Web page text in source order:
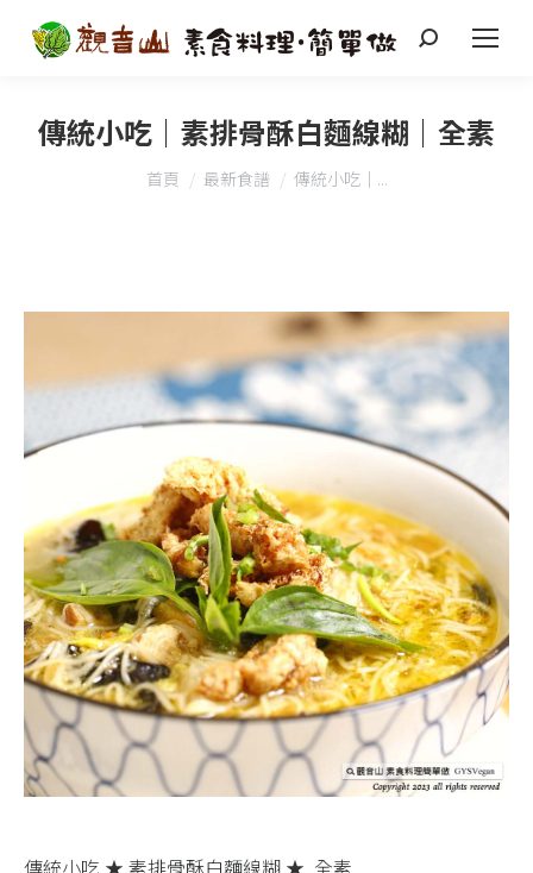
搜
傳統小吃｜素排骨酥白麵線糊｜全素
您在這裡：
首頁 最新食譜 傳統小吃｜...
傳統小吃 ★ 素排骨酥白麵線糊 ★ 全素